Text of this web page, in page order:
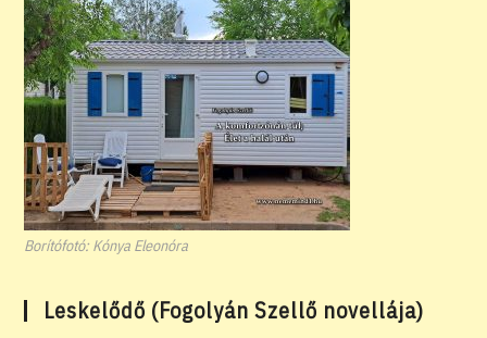
Borítófotó: Kónya Eleonóra
Leskelődő (Fogolyán Szellő novellája)